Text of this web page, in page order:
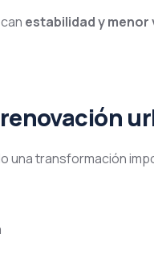
estabilidad y
una transformación